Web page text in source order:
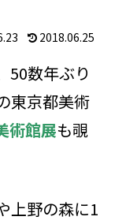
2018.06.25
50数年ぶり
東京都美術
術館展も覗
上野の森に1